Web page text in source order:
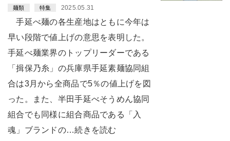
麺類 特集 2025.05.31
手延べ麺の各生産地はともに今年は
早い段階で値上げの意思を表明した。
手延べ麺業界のトップリーダーである
「揖保乃糸」の兵庫県手延素麺協同組
合は3月から全商品で5％の値上げを図
った。また、半田手延べそうめん協同
組合でも同様に組合商品である「入
魂」ブランドの…続きを読む